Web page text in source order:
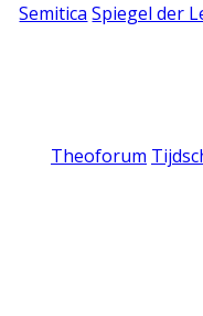
Semitica Spiegel der
Theoforum